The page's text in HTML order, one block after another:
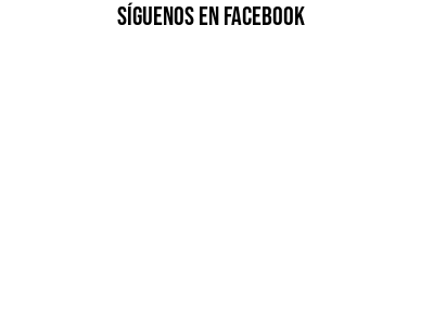
SíGUENOS EN FACEBOOK